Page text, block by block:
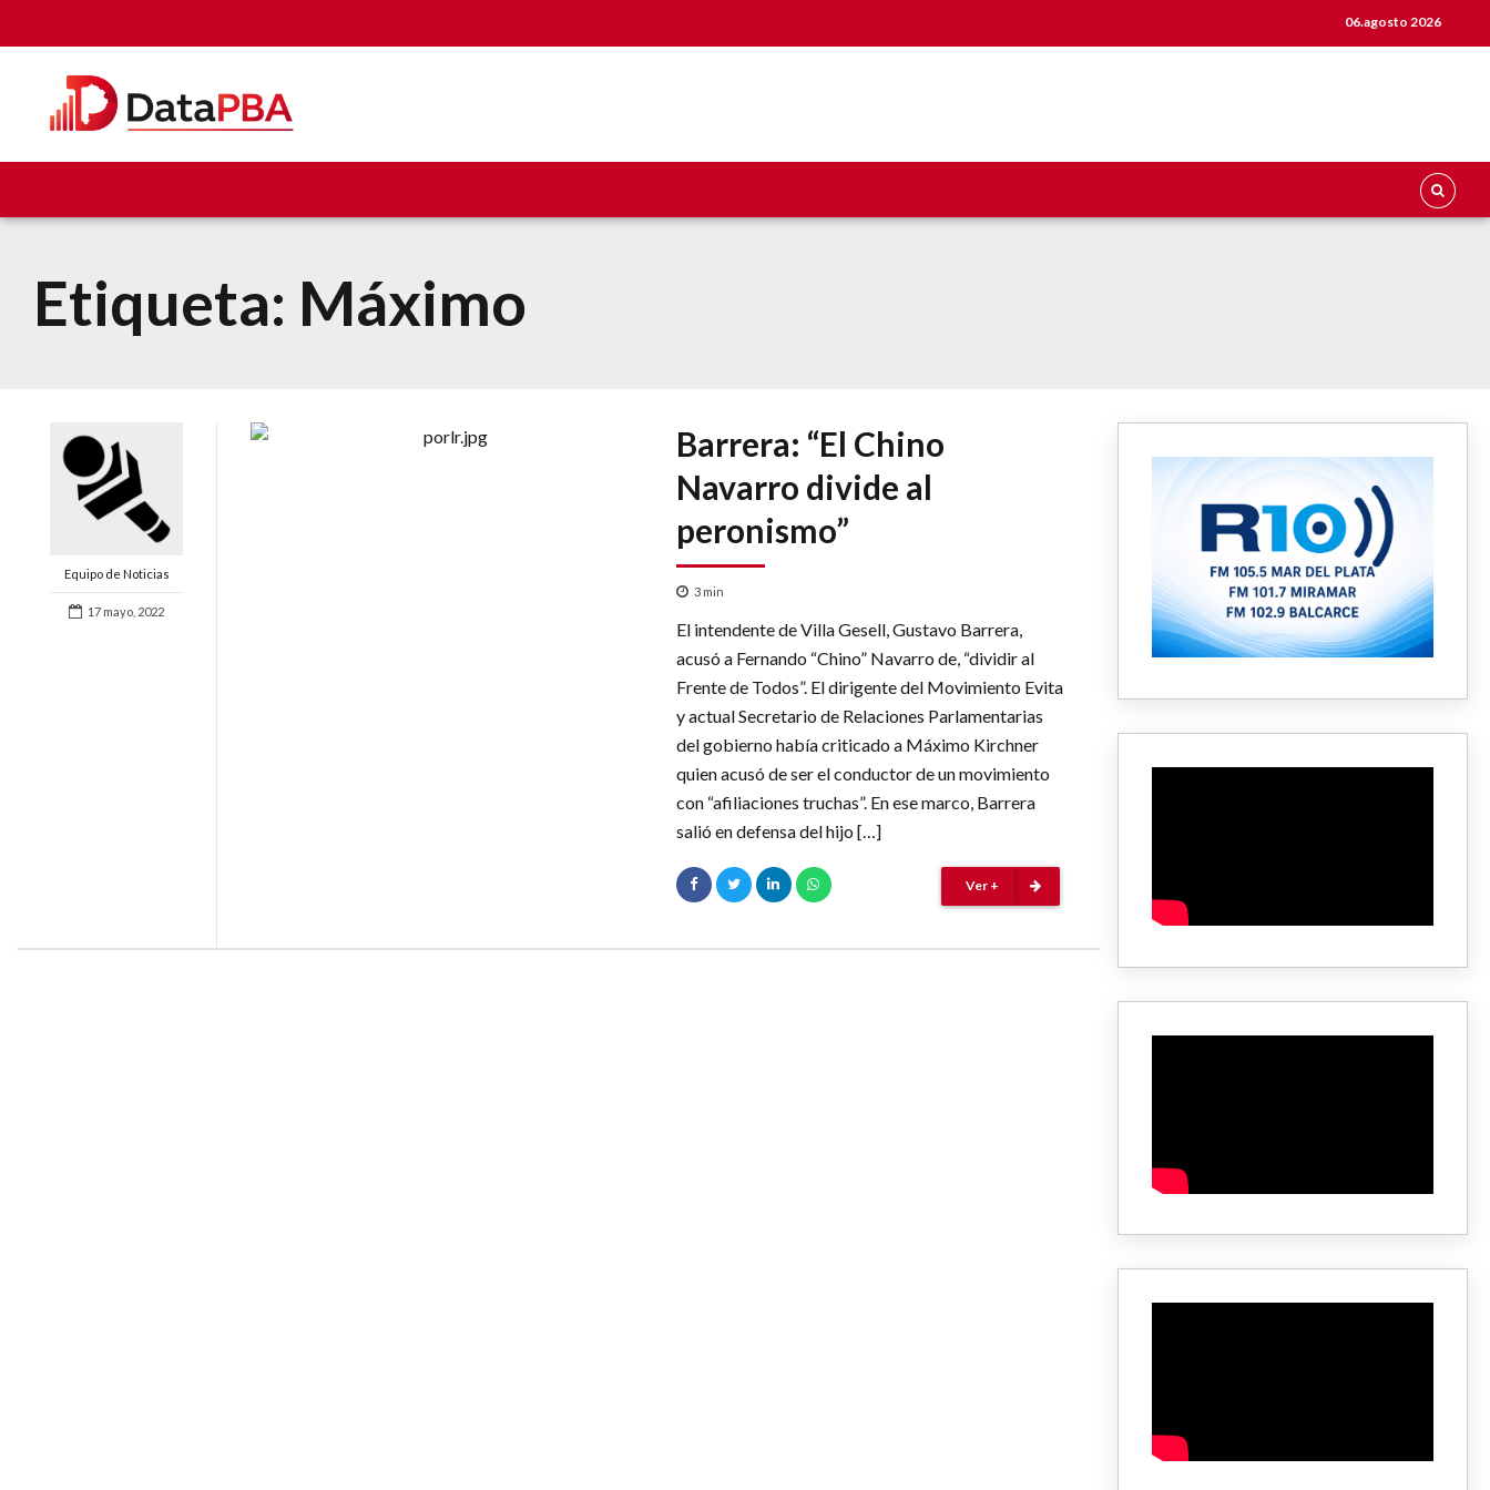
06.agosto 2026
Etiqueta: Máximo
Equipo de Noticias
17 mayo, 2022
Barrera: “El Chino
Navarro divide al
peronismo”
3 min
El intendente de Villa Gesell, Gustavo Barrera,
acusó a Fernando “Chino” Navarro de, “dividir al
Frente de Todos”. El dirigente del Movimiento Evita
y actual Secretario de Relaciones Parlamentarias
del gobierno había criticado a Máximo Kirchner
quien acusó de ser el conductor de un movimiento
con “afiliaciones truchas”. En ese marco, Barrera
salió en defensa del hijo […]
Ver +